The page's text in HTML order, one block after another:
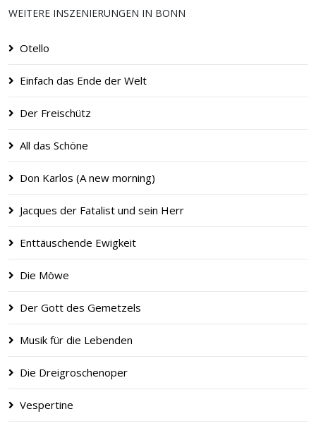
WEITERE INSZENIERUNGEN IN BONN
Otello
Einfach das Ende der Welt
Der Freischütz
All das Schöne
Don Karlos (A new morning)
Jacques der Fatalist und sein Herr
Enttäuschende Ewigkeit
Die Möwe
Der Gott des Gemetzels
Musik für die Lebenden
Die Dreigroschenoper
Vespertine